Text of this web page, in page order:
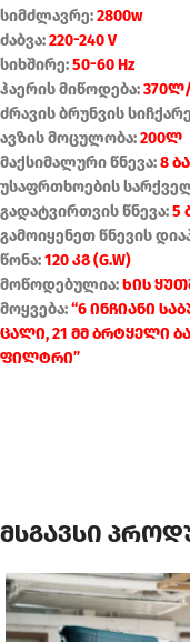
სიმძლავრე:2800w
ძაბვა:220-240 V
სიხშირე:50-60 Hz
ჰაერის მიწოდება:
ძრავის ბრუნვის
ავზის მოცულობა:200ლ
მაქსიმალური წნევა:8
უსაფრთხოების
გადატვირთვის წნევა:5
გამოიყენეთ წნევის
წონა:120 კგ (G.W)
მოწოდებულია:ხის
მოყვება:“6 ინჩიანი
ცალი, 21 მმ ბრტყელი
ფილტრი”
მსგავსი